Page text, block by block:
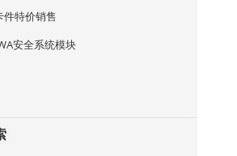
件特价销售
安全系统模块